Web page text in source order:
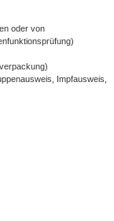
oder von
Impfausweis,